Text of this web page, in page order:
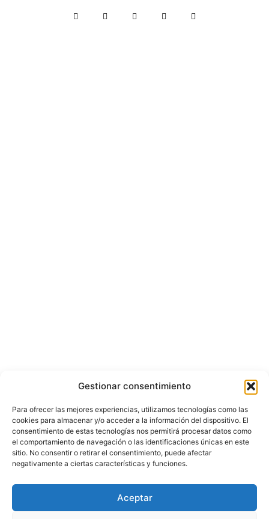
Gestionar consentimiento
Para ofrecer las mejores experiencias, utilizamos tecnologías como las
cookies para almacenar y/o acceder a la información del dispositivo. El
consentimiento de estas tecnologías nos permitirá procesar datos como
el comportamiento de navegación o las identificaciones únicas en este
sitio. No consentir o retirar el consentimiento, puede afectar
negativamente a ciertas características y funciones.
Aceptar